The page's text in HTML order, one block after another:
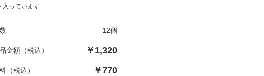
入っています
12個
金額（税込） ￥ 1,320
（税込） ￥770